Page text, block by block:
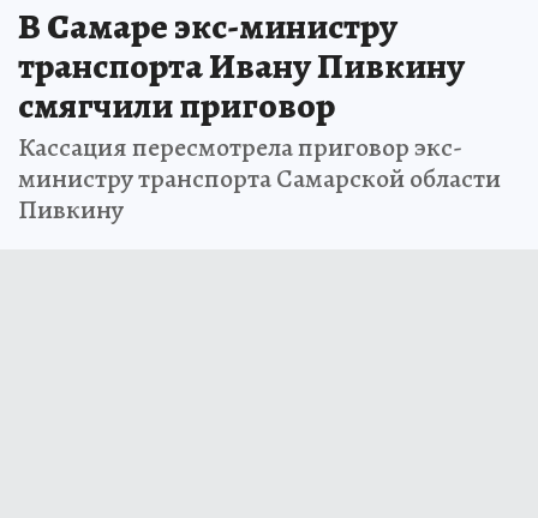
В Самаре экс-министру
транспорта Ивану Пивкину
смягчили приговор
Кассация пересмотрела приговор экс-
министру транспорта Самарской области
Пивкину